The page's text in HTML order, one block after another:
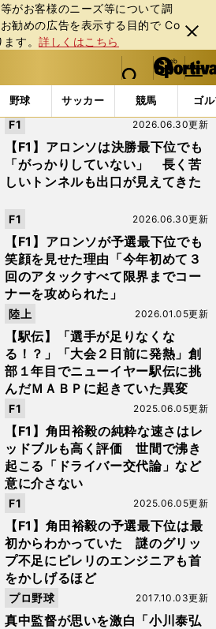
がお客様のニーズ等について調
勧めの広告を表⽰する⽬的で Co
ます。詳しくはこちら
閉じ
る
web Sportiva (webスポルティーバ)
検索
マイペ
ー
ジ
メニュ
野球 サッカー 競馬 ゴ
ニュース・ 情報
【F1】アロンソは決勝最下位でも
「がっかりしていない」 長く苦
しいトンネルも出口が見えてきた
2026.06.30更新
F1
【F1】アロンソが予選最下位でも
笑顔を見せた理由「今年初めて３
回のアタックすべて限界までコー
ナーを攻められた」
2026.06.30更新
F1
【駅伝】「選手が足りなくな
る！？」「大会２日前に発熱」創
部１年目でニューイヤー駅伝に挑
んだＭＡＢＰに起きていた異変
2026.01.05更新
陸上
【F1】角田裕毅の純粋な速さはレ
ッドブルも高く評価 世間で沸き
起こる「ドライバー交代論」など
意に介さない
2025.06.05更新
F1
【F1】角田裕毅の予選最下位は最
初からわかっていた 謎のグリッ
プ不足にピレリのエンジニアも首
をかしげるほど
2025.06.05更新
F1
真中監督が思いを激白「小川泰弘
2017.10.03更新
プロ野球